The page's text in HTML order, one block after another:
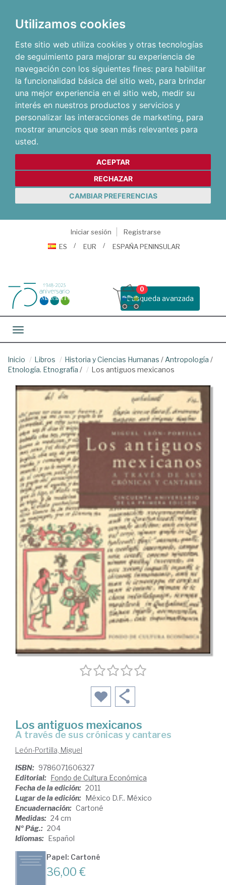
Utilizamos cookies
Este sitio web utiliza cookies y otras tecnologías
de seguimiento para mejorar su experiencia de
navegación con los siguientes fines: para habilitar
la funcionalidad básica del sitio web, para brindar
una mejor experiencia en el sitio web, medir su
interés en nuestros productos y servicios y
personalizar las interacciones de marketing, para
mostrar anuncios que sean más relevantes para
usted.
ACEPTAR
RECHAZAR
CAMBIAR PREFERENCIAS
Iniciar sesión
Registrarse
ES
EUR ESPAÑA PENINSULAR
Busqueda avanzada
0
Toggle navigation
Inicio Libros Historia y Ciencias Humanas / Antropología /
Etnología. Etnografía / Los antiguos mexicanos
Los antiguos mexicanos
a través de sus crónicas y cantares
León-Portilla, Miguel
ISBN: 9786071606327
Editorial: Fondo de Cultura Económica
Fecha de la edición: 2011
Lugar de la edición: México D.F.. México
Encuadernación: Cartoné
Medidas: 24 cm
Nº Pág.: 204
Idiomas: Español
Papel: Cartoné
36,00 €